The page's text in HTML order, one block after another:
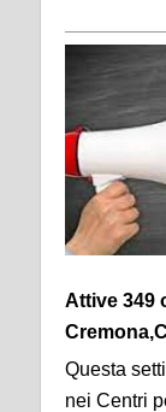
Attive 349
Questa
nei Centri